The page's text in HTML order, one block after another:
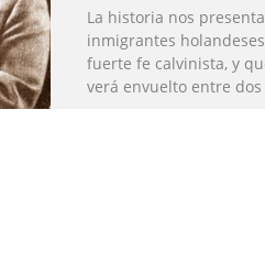
La historia nos
inmigrantes
fuerte fe calvinista, y
verá envuelto entre